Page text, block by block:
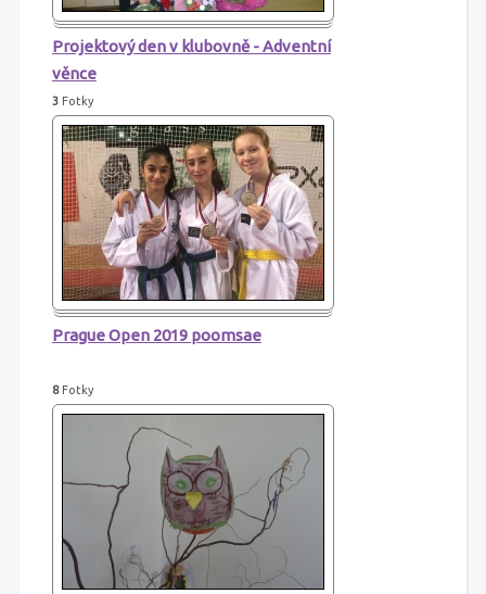
Projektový den v klubovně - Adventní
věnce
3Fotky
Prague Open 2019 poomsae
8Fotky